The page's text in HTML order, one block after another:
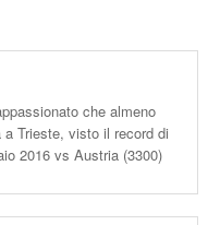
che almeno
Trieste, visto il record di
2016 vs Austria (3300)